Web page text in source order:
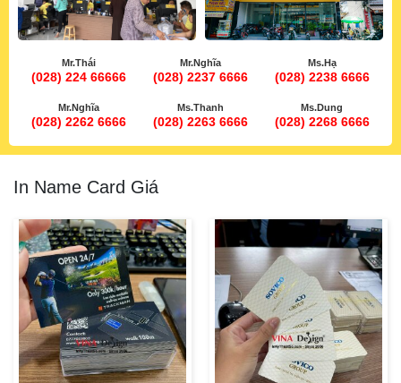
Mr.Thái
(028) 224 66666
Mr.Nghĩa
(028) 2237 6666
Ms.Hạ
(028) 2238 6666
Mr.Nghĩa
(028) 2262 6666
Ms.Thanh
(028) 2263 6666
Ms.Dung
(028) 2268 6666
In Name Card Giá